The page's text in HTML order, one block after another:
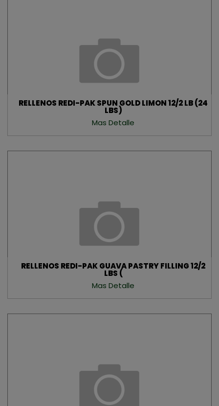
RELLENOS REDI-PAK SPUN GOLD LIMON 12/2 LB (24
LBS)
Mas Detalle
RELLENOS REDI-PAK GUAVA PASTRY FILLING 12/2
LBS (
Mas Detalle